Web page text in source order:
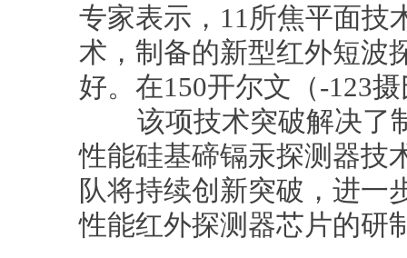
专家表示，11所焦平面技
术，制备的新型红外短波
好。在150开尔文（-123
该项技术突破解决了制
性能硅基碲镉汞探测器技
队将持续创新突破，进一
性能红外探测器芯片的研